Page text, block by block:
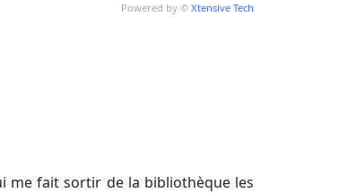
Powered by © Xtensive Tech
me fait sortir de la bibliothèque les